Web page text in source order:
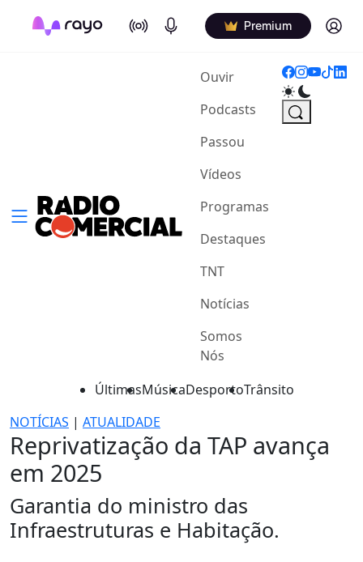
On Air Podcasts Premium Log in
Ouvir(current)
Podcasts
Passou
Vídeos
Programas
Destaques
TNT
Notícias
Somos
Nós
ÚltimasMúsicaDesportoTrânsito
NOTÍCIAS | ATUALIDADE
Reprivatização da TAP avança
em 2025
Garantia do ministro das
Infraestruturas e Habitação.